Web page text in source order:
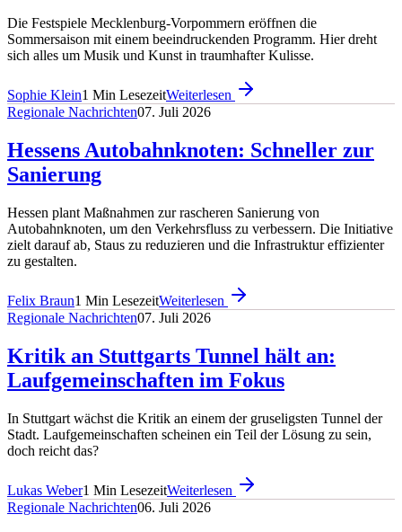
Die Festspiele Mecklenburg-Vorpommern eröffnen die
Sommersaison mit einem beeindruckenden Programm. Hier dreht
sich alles um Musik und Kunst in traumhafter Kulisse.
Sophie Klein1 Min LesezeitWeiterlesen
Regionale Nachrichten07. Juli 2026
Hessens Autobahnknoten: Schneller zur
Sanierung
Hessen plant Maßnahmen zur rascheren Sanierung von
Autobahnknoten, um den Verkehrsfluss zu verbessern. Die Initiative
zielt darauf ab, Staus zu reduzieren und die Infrastruktur effizienter
zu gestalten.
Felix Braun1 Min LesezeitWeiterlesen
Regionale Nachrichten07. Juli 2026
Kritik an Stuttgarts Tunnel hält an:
Laufgemeinschaften im Fokus
In Stuttgart wächst die Kritik an einem der gruseligsten Tunnel der
Stadt. Laufgemeinschaften scheinen ein Teil der Lösung zu sein,
doch reicht das?
Lukas Weber1 Min LesezeitWeiterlesen
Regionale Nachrichten06. Juli 2026